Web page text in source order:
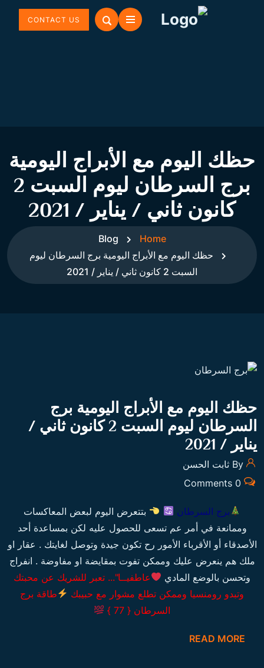
CONTACT US
حظك اليوم مع الأبراج اليومية
برج السرطان ليوم السبت 2
كانون ثاني / يناير / 2021
Home
Blog
حظك اليوم مع الأبراج اليومية برج السرطان ليوم
السبت 2 كانون ثاني / يناير / 2021
حظك اليوم مع الأبراج اليومية برج
السرطان ليوم السبت 2 كانون ثاني /
يناير / 2021
0 Comments
برج السرطان
بتتعرض اليوم لبعض المعاكسات
وممانعة في أمر عم تسعى للحصول عليه لكن بمساعدة أحد
الأصدقاء أو الأقرباء الأمور رح تكون جيدة وتوصل لغايتك . عقار او
ملك هم ينعرض عليك وممكن تفوت بمقايضة او مفاوضة . انفراج
وتحسن بالوضع المادي
عاطفيــا"... تعبر للشريك عن محبتك
وتبدو رومنسيا وممكن تطلع مشوار مع حبيبك
طاقة برج
السرطان { 77 }
READ MORE